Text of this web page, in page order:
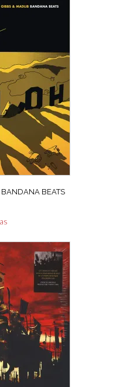
BEATS